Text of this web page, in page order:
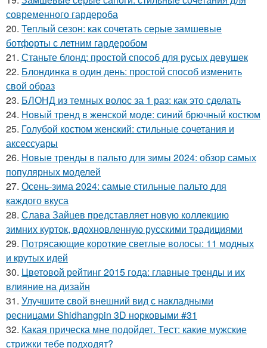
современного гардероба
20. Теплый сезон: как сочетать серые замшевые
ботфорты с летним гардеробом
21. Станьте блонд: простой способ для русых девушек
22. Блондинка в один день: простой способ изменить
свой образ
23. БЛОНД из темных волос за 1 раз: как это сделать
24. Новый тренд в женской моде: синий брючный костюм
25. Голубой костюм женский: стильные сочетания и
аксессуары
26. Новые тренды в пальто для зимы 2024: обзор самых
популярных моделей
27. Осень-зима 2024: самые стильные пальто для
каждого вкуса
28. Слава Зайцев представляет новую коллекцию
зимних курток, вдохновленную русскими традициями
29. Потрясающие короткие светлые волосы: 11 модных
и крутых идей
30. Цветовой рейтинг 2015 года: главные тренды и их
влияние на дизайн
31. Улучшите свой внешний вид с накладными
ресницами Shidhangpin 3D норковыми #31
32. Какая прическа мне подойдет. Тест: какие мужские
стрижки тебе подходят?